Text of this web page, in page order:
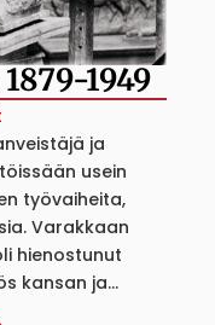
1949
ja
usein
työvaiheita,
Varakkaan
hienostunut
kansan ja...